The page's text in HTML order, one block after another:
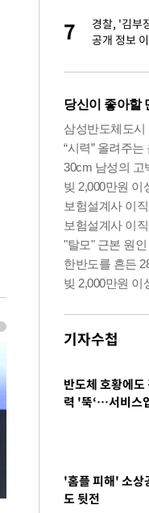
7
경찰, '김부
공개 정보
기자수첩
반도체 호황에도
력 '뚝‘…서비스
'홈플 피해' 소상
도 뒷전